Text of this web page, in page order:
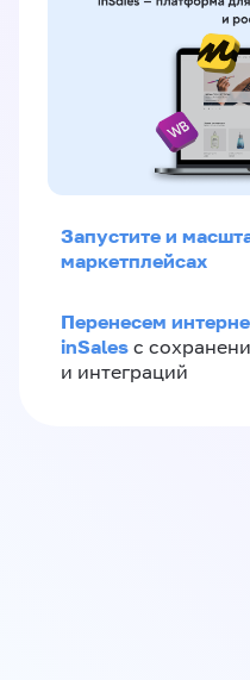
Запустите и
маркетплейсах
Перенесем
inSales с
и интеграций